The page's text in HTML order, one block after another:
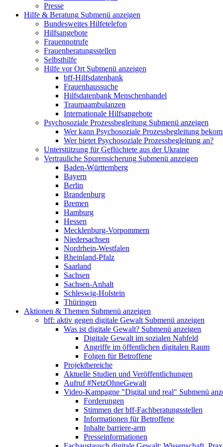
Presse
Hilfe & Beratung Submenü anzeigen
Bundesweites Hilfetelefon
Hilfsangebote
Frauennotrufe
Frauenberatungsstellen
Selbsthilfe
Hilfe vor Ort Submenü anzeigen
bff-Hilfsdatenbank
Frauenhaussuche
Hilfsdatenbank Menschenhandel
Traumaambulanzen
Internationale Hilfsangebote
Psychosoziale Prozessbegleitung Submenü anzeigen
Wer kann Psychosoziale Prozessbegleitung
Wer bietet Psychosoziale Prozessbegleitung an?
Unterstützung für Geflüchtete aus der Ukraine
Vertrauliche Spurensicherung Submenü anzeigen
Baden-Württemberg
Bayern
Berlin
Brandenburg
Bremen
Hamburg
Hessen
Mecklenburg-Vorpommern
Niedersachsen
Nordrhein-Westfalen
Rheinland-Pfalz
Saarland
Sachsen
Sachsen-Anhalt
Schleswig-Holstein
Thüringen
Aktionen & Themen Submenü anzeigen
bff: aktiv gegen digitale Gewalt Submenü anzeigen
Was ist digitale Gewalt? Submenü anzeigen
Digitale Gewalt im sozialen Nahfeld
Angriffe im öffentlichen digitalen Raum
Folgen für Betroffene
Projektbereiche
Aktuelle Studien und Veröffentlichungen
Aufruf #NetzOhneGewalt
Video-Kampagne "Digital und real" Submenü
Forderungen
Stimmen der bff-Fachberatungsstellen
Informationen für Betroffene
Inhalte barriere-arm
Presseinformationen